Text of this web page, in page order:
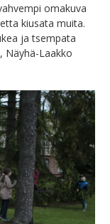
omakuva
kiusata muita.
ja tsempata
Näyhä-Laakko